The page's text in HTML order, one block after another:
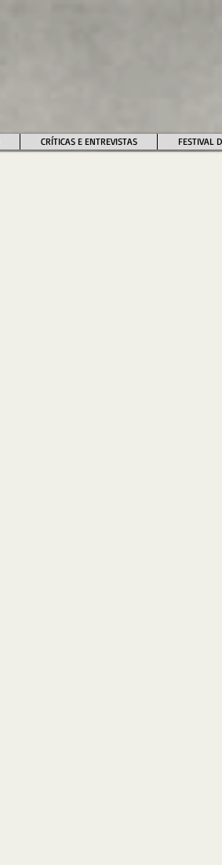
CRÍTICAS E ENTREVISTAS FESTIVAL